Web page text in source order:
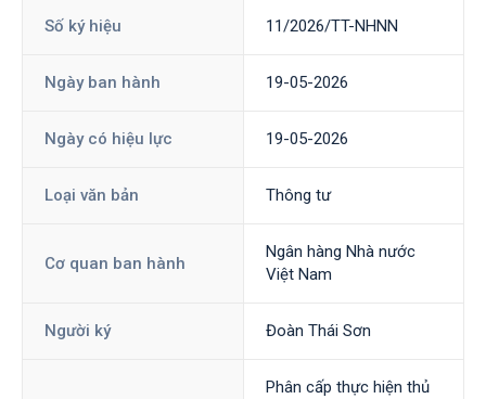
Số ký hiệu 11/2026/TT-NHNN
Ngày ban hành 19-05-2026
Ngày có hiệu lực 19-05-2026
Loại văn bản Thông tư
Cơ quan ban hành
Ngân hàng Nhà nước
Việt Nam
Người ký Đoàn Thái Sơn
Phân cấp thực hiện thủ